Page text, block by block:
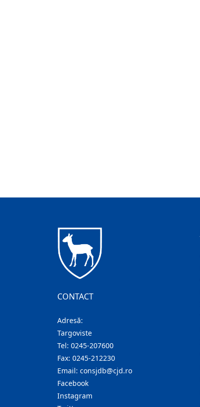
CONTACT
Adresă:
Targoviste
Tel: 0245-207600
Fax: 0245-212230
Email: consjdb@cjd.ro
Facebook
Instagram